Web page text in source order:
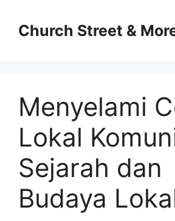
contentChurch Street &
Menyelami
Lokal
Sejarah dan
Budaya